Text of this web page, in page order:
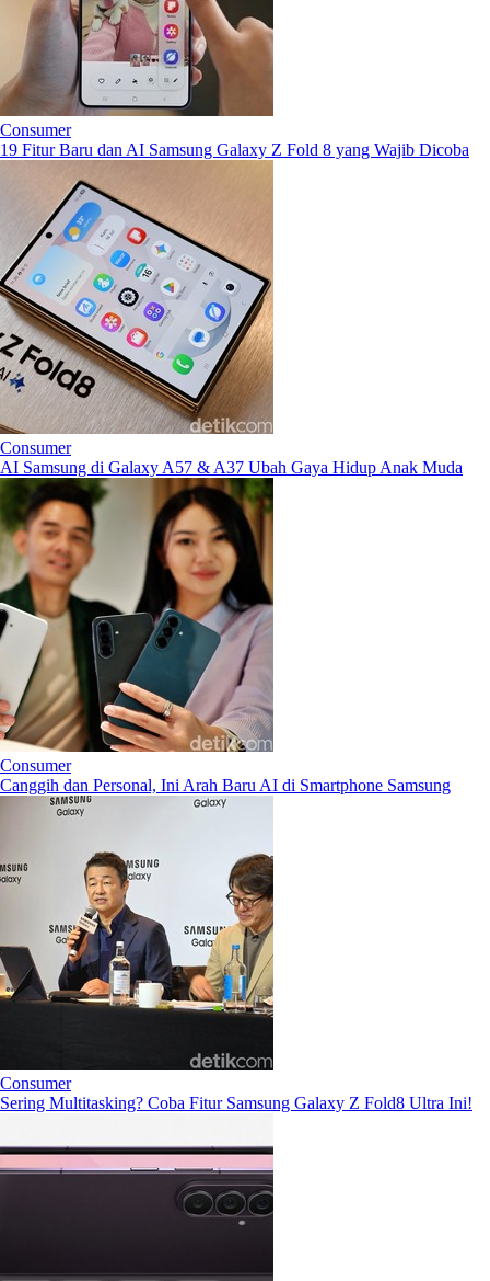
Consumer
19 Fitur Baru dan AI Samsung Galaxy Z Fold 8 yang Wajib Dicoba
Consumer
AI Samsung di Galaxy A57 & A37 Ubah Gaya Hidup Anak Muda
Consumer
Canggih dan Personal, Ini Arah Baru AI di Smartphone Samsung
Consumer
Sering Multitasking? Coba Fitur Samsung Galaxy Z Fold8 Ultra Ini!